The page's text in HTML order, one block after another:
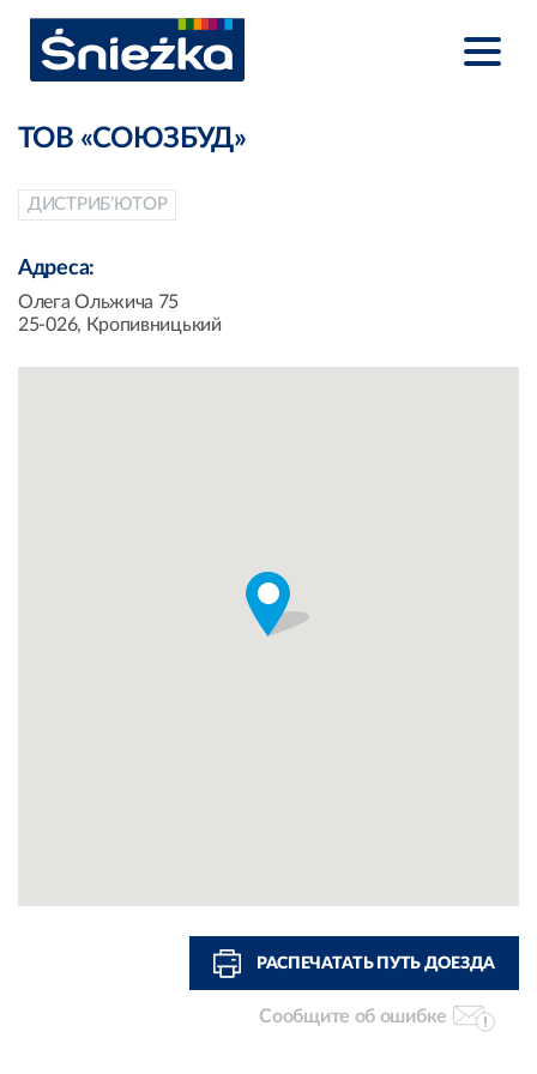
ТОВ «СОЮЗБУД»
ДИСТРИБ’ЮТОР
Адреса:
Олега Ольжича 75
25-026, Кропивницький
РАСПЕЧАТАТЬ ПУТЬ ДОЕЗДА
Сообщите об ошибке